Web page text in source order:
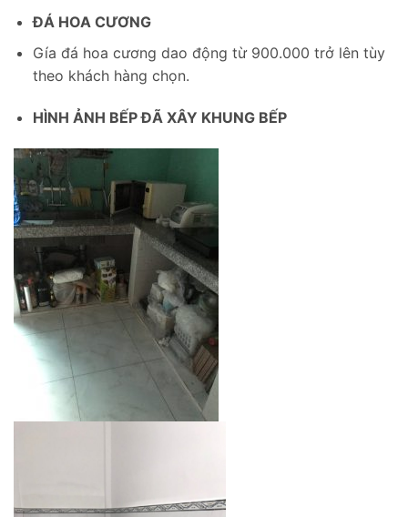
ĐÁ HOA CƯƠNG
Gía đá hoa cương dao động từ 900.000 trở lên tùy
theo khách hàng chọn.
HÌNH ẢNH BẾP ĐÃ XÂY KHUNG BẾP